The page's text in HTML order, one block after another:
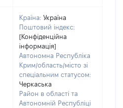
Країна: Україна
Поштовий індекс:
[Конфіденційна
інформація]
Автономна Республіка
Крим/область/місто зі
спеціальним статусом:
Черкаська
Район в області та
Автономній Республіці